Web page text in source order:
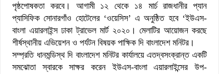
পৃষ্ঠপোষকতা করবে। আগামী ১২ থেকে ১৪ মার্চ রাজধানীর প্যান
প্যাসিফিক সোনারগাঁও হোটেলের ‘ওয়েসিস’ এ অনুষ্ঠিত হবে ‘ইউএস-
বাংলা এয়ারলাইন্স ঢাকা ট্রাভেল মার্ট ২০২০। মেলাটির আয়োজন করছে
শীর্ষস্থানীয় এভিয়েশন ও পর্যটন বিষয়ক পাক্ষিক দি বাংলাদেশ মনিটর।
সম্প্রতি ধানমন্ডিস্থ দি বাংলাদেশ মনিটর কার্যালয়ে এতদ্বসংক্রান্ত একটি
সমঝোতা স্বারকে সাক্ষর করেন ইউএস-বাংলা এয়ারলাইন্সের উপ-